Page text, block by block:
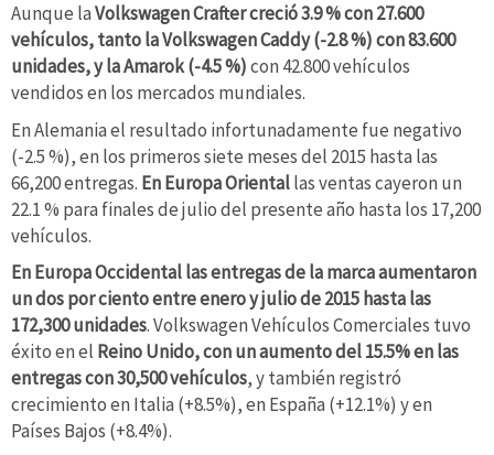
Aunque laVolkswagen Crafter creció 3.9 % con 27.600
vehículos, tanto la Volkswagen Caddy (-2.8 %) con 83.600
unidades, y la Amarok (-4.5 %)con 42.800 vehículos
vendidos en los mercados mundiales.
En Alemania el resultado infortunadamente fue negativo
(-2.5 %), en los primeros siete meses del 2015 hasta las
66,200 entregas. En Europa Orientallas ventas cayeron un
22.1 % para finales de julio del presente año hasta los 17,200
vehículos.
En Europa Occidental las entregas de la marca aumentaron
un dos por ciento entre enero y julio de 2015 hasta las
172,300 unidades. Volkswagen Vehículos Comerciales tuvo
éxito en el Reino Unido, con un aumento del 15.5% en las
entregas con 30,500 vehículos, y también registró
crecimiento en Italia (+8.5%), en España (+12.1%) y en
Países Bajos (+8.4%).